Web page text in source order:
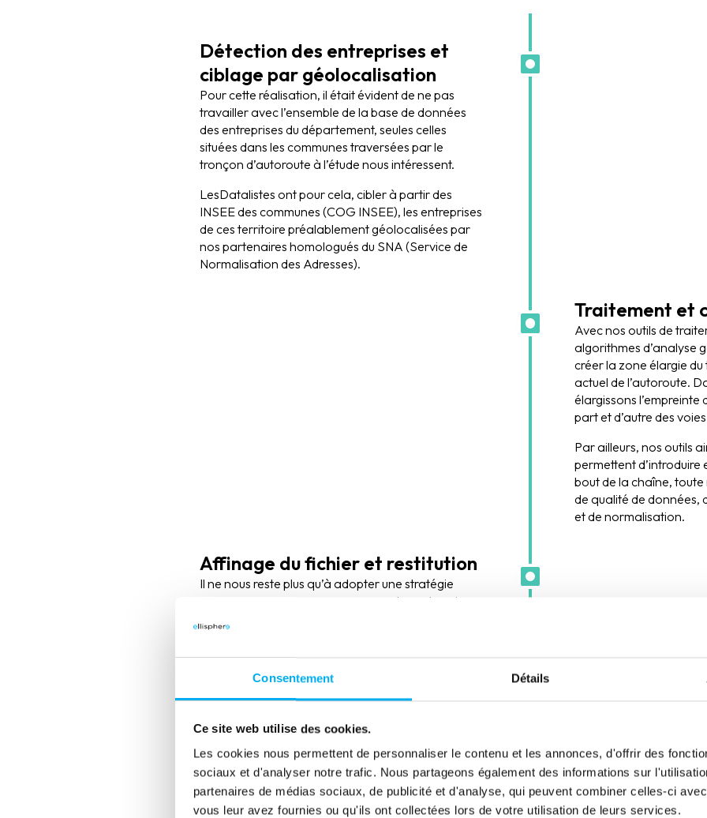
Consentement Détails
Ce site web utilise des cookies.
Les cookies nous permettent de personnaliser le contenu et les annonces, d'offrir des
sociaux et d'analyser notre trafic. Nous partageons également des informations sur
partenaires de médias sociaux, de publicité et d'analyse, qui peuvent combiner celles-ci
vous leur avez fournies ou qu'ils ont collectées lors de votre utilisation de leurs services.
Détection des entreprises et
ciblage par géolocalisation
Pour cette réalisation, il était évident de ne pas
travailler avec l’ensemble de la base de données
des entreprises du département, seules celles
situées dans les communes traversées par le
tronçon d’autoroute à l’étude nous intéressent.
LesDatalistes ont pour cela, cibler à partir des
INSEE des communes (COG INSEE), les entreprises
de ces territoire préalablement géolocalisées par
nos partenaires homologués du SNA (Service de
Normalisation des Adresses).
Traitement et
Avec nos outils de
algorithmes d’analyse
créer la zone élargie
actuel de l’autoroute.
élargissons
part et d’autre des
Par ailleurs, nos outils
permettent
bout de la chaîne,
de qualité de données,
et de normalisation.
Affinage du fichier et restitution
Il ne nous reste plus qu’à adopter une stratégie
ensembliste et de ne conserver que les entreprises
polygone de notre zone souhaitée.
située à 500 mètres de part et d’autre du tracé
d’une autoroute, toute l’information économique et
financière liées à nos algorithmes de scoring, nos
segmentations sectorielles, et nos analyses
bilantielles.